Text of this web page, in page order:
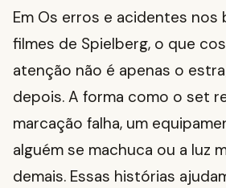
Em Os erros e acidentes
filmes de Spielberg, o que
atenção não é apenas o
depois. A forma como o set
marcação falha, um
alguém se machuca ou a luz
demais. Essas histórias